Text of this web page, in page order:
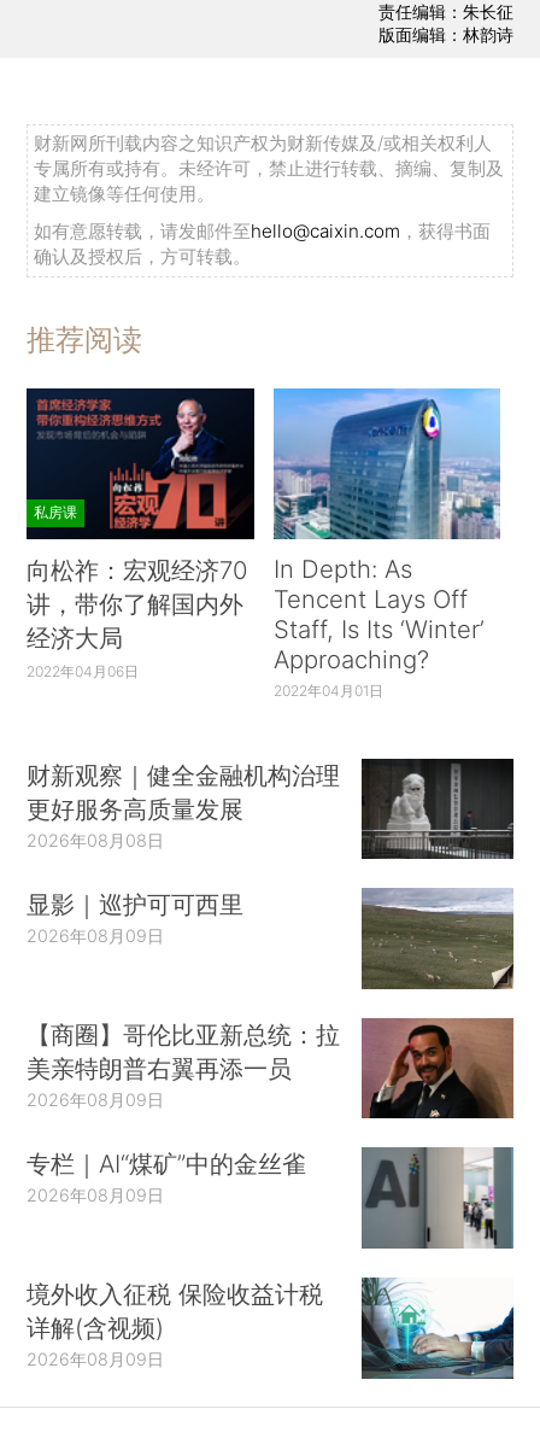
责任编辑：朱长征
版面编辑：林韵诗
财新网所刊载内容之知识产权为财新传媒及/或相关权利人
专属所有或持有。未经许可，禁止进行转载、摘编、复制及
建立镜像等任何使用。
如有意愿转载，请发邮件至hello@caixin.com ，获得书面
确认及授权后，方可转载。
推荐阅读
私房课
向松祚：宏观经济70
讲，带你了解国内外
经济大局
2022年04月06日
In Depth: As
Tencent Lays Off
Staff, Is Its ‘Winter’
Approaching?
2022年04月01日
财新观察｜健全金融机构治理
更好服务高质量发展
2026年08月08日
显影｜巡护可可西里
2026年08月09日
【商圈】哥伦比亚新总统：拉
美亲特朗普右翼再添一员
2026年08月09日
专栏｜AI“煤矿”中的金丝雀
2026年08月09日
境外收入征税 保险收益计税
详解(含视频)
2026年08月09日